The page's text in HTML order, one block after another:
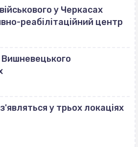
у Черкасах
реабілітаційний центр
у трьох локаціях